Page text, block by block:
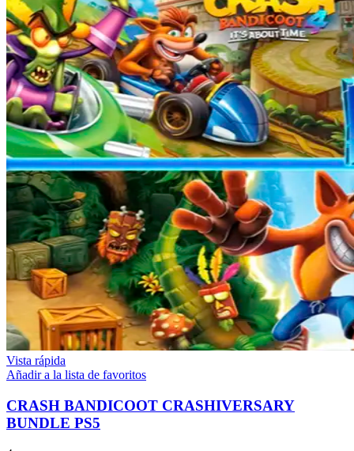
Vista rápida
Añadir a la lista de favoritos
CRASH BANDICOOT CRASHIVERSARY
BUNDLE PS5